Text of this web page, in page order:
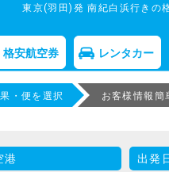
東京(羽田)発 南紀白浜行きの
格安航空券 レンタカー
・便を選択 お客様情報簡
港 出発